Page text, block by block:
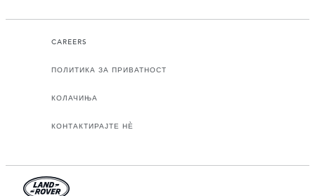
CAREERS
ПОЛИТИКА ЗА ПРИВАТНОСТ
КОЛАЧИЊА
КОНТАКТИРАЈТЕ НЀ